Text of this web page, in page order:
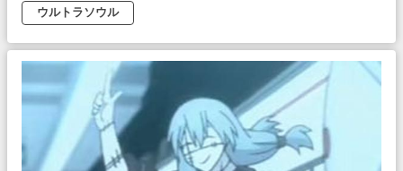
ウルトラソウル